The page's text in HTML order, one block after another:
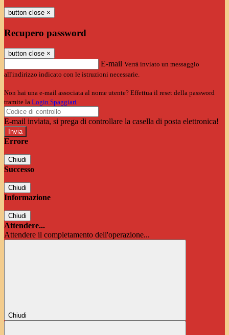
button close ×
Recupero password
button close ×
E-mail Verrà inviato un messaggio
all'indirizzo indicato con le istruzioni necessarie.
Non hai una e-mail associata al nome utente? Effettua il reset della password
tramite la Login Spaggiari
E-mail inviata, si prega di controllare la casella di posta elettronica!
Errore
Chiudi
Successo
Chiudi
Informazione
Chiudi
Attendere...
Attendere il completamento dell'operazione...
Chiudi